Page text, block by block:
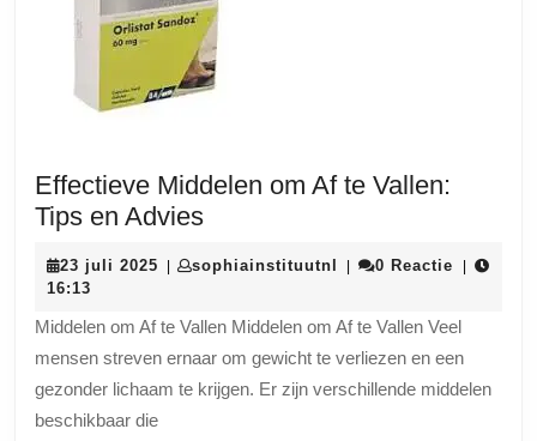
Effectieve Middelen om Af te Vallen:
Tips en AdviesEffectieve
om
te
Vallen:
Tips
23 juli 2025 23| sophiainstituutnl sophiainstituutnl
| 0 Reactie |
16:13
Middelen om Af te Vallen Middelen om Af te Vallen Veel
mensen streven ernaar om gewicht te verliezen en een
gezonder lichaam te krijgen. Er zijn verschillende middelen
beschikbaar die